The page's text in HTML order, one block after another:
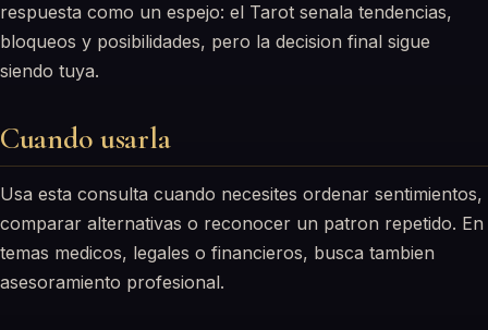
respuesta como un espejo: el Tarot senala tendencias,
bloqueos y posibilidades, pero la decision final sigue
siendo tuya.
Cuando usarla
Usa esta consulta cuando necesites ordenar sentimientos,
comparar alternativas o reconocer un patron repetido. En
temas medicos, legales o financieros, busca tambien
asesoramiento profesional.